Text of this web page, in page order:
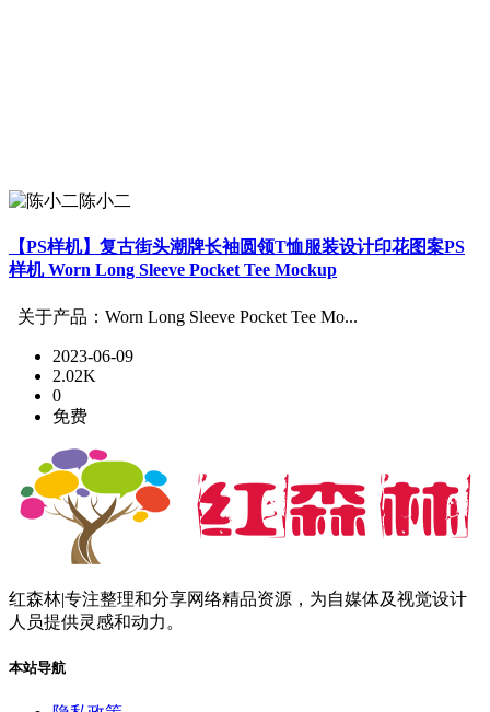
陈小二
【PS样机】复古街头潮牌长袖圆领T恤服装设计印花图案PS
样机 Worn Long Sleeve Pocket Tee Mockup
关于产品：Worn Long Sleeve Pocket Tee Mo...
2023-06-09
2.02K
0
免费
红森林|专注整理和分享网络精品资源，为自媒体及视觉设计
人员提供灵感和动力。
本站导航